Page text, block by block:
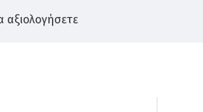
αξιολογήσετε